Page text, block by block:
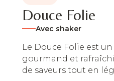
Douce Folie
Avec shaker
Le Douce Folie est
gourmand et
de saveurs tout en